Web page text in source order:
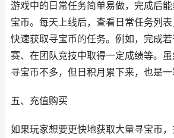
游戏中的日常任务简单易做，完成后
宝币。每天上线后，查看日常任务列
快速获取寻宝币的任务。例如，完成
赛、在团队竞技中取得一定成绩等。
寻宝币不多，但日积月累下来，也是一
五、充值购买
如果玩家想要更快地获取大量寻宝币